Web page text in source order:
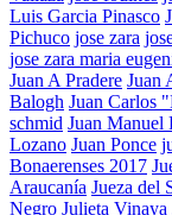
Luis Garcia Pinasco
Pichuco jose zara
jose zara maria
Juan A Pradere Juan
Balogh Juan Carlos
schmid Juan Manuel
Lozano Juan Ponce
Bonaerenses 2017
Araucanía Jueza del
Negro Julieta Vinaya